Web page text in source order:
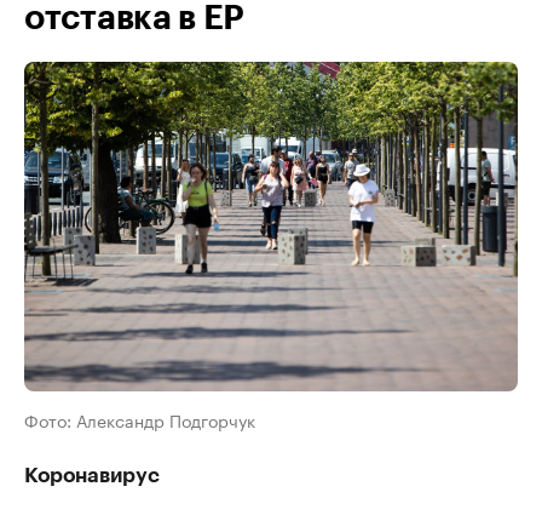
отставка в ЕР
Фото: Александр Подгорчук
Коронавирус